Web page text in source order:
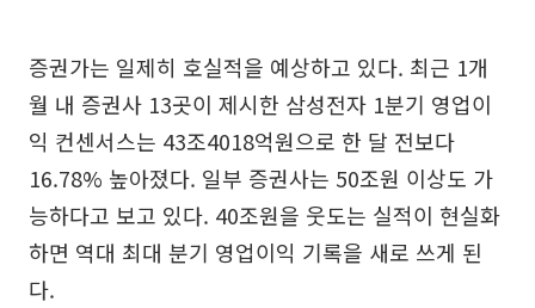
증권가는 일제히 호실적을 예상하고 있다. 최근 1개
월 내 증권사 13곳이 제시한 삼성전자 1분기 영업이
익 컨센서스는 43조4018억원으로 한 달 전보다
16.78% 높아졌다. 일부 증권사는 50조원 이상도 가
능하다고 보고 있다. 40조원을 웃도는 실적이 현실화
하면 역대 최대 분기 영업이익 기록을 새로 쓰게 된
다.